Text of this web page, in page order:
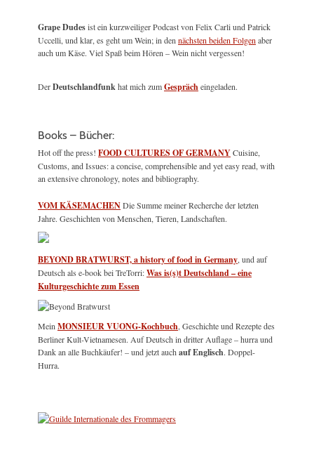
Grape Dudesist ein kurzweiliger Podcast von Felix Carli und Patrick
Uccelli, und klar, es geht um Wein; in dennächsten beiden Folgenaber
auch um Käse. Viel Spaß beim Hören – Wein nicht vergessen!
DerDeutschlandfunkhat mich zumGesprächeingeladen.
Books – Bücher:
Hot off the press! FOOD CULTURES OF GERMANYCuisine,
Customs, and Issues: a concise, comprehensible and yet easy read, with
an extensive chronology, notes and bibliography.
VOM KÄSEMACHENDie Summe meiner Recherche der letzten
Jahre. Geschichten von Menschen, Tieren, Landschaften.
BEYOND BRATWURST, a history of food in Germany, und auf
Deutsch als e-book bei TreTorri:Was is(s)t Deutschland – eine
Kulturgeschichte zum Essen
MeinMONSIEUR VUONG-Kochbuch, Geschichte und Rezepte des
Berliner Kult-Vietnamesen. Auf Deutsch in dritter Auflage – hurra und
Dank an alle Buchkäufer! – und jetzt auchauf Englisch. Doppel-
Hurra.